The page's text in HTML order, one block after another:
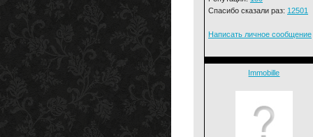
Спасибо сказали раз: 12501
Написать личное сообщение
Immobille